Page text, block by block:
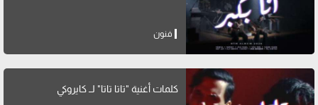
فنون
كلمات أغنية "تاتا تاتا" لــ كايروكي